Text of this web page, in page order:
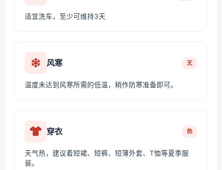
适宜洗车，至少可维持3天
风寒 无
温度未达到风寒所需的低温，稍作防寒准备即可。
穿衣 热
天气热，建议着短裙、短裤、短薄外套、T恤等夏季服
装。